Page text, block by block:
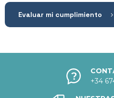
Evaluar mi cumplimiento
+34